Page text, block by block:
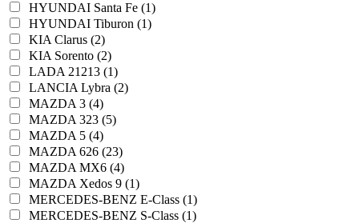
HYUNDAI Santa Fe (1)
HYUNDAI Tiburon (1)
KIA Clarus (2)
KIA Sorento (2)
LADA 21213 (1)
LANCIA Lybra (2)
MAZDA 3 (4)
MAZDA 323 (5)
MAZDA 5 (4)
MAZDA 626 (23)
MAZDA MX6 (4)
MAZDA Xedos 9 (1)
MERCEDES-BENZ E-Class (1)
MERCEDES-BENZ S-Class (1)